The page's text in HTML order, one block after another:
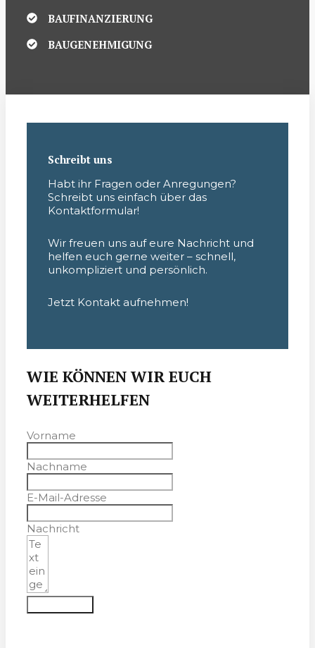
BAUFINANZIERUNG
BAUGENEHMIGUNG
Schreibt uns
Habt ihr Fragen oder Anregungen?
Schreibt uns einfach über das
Kontaktformular!
Wir freuen uns auf eure Nachricht und
helfen euch gerne weiter – schnell,
unkompliziert und persönlich.
Jetzt Kontakt aufnehmen!
WIE KÖNNEN WIR EUCH
WEITERHELFEN
Vorname
Nachname
E-Mail-Adresse
Nachricht